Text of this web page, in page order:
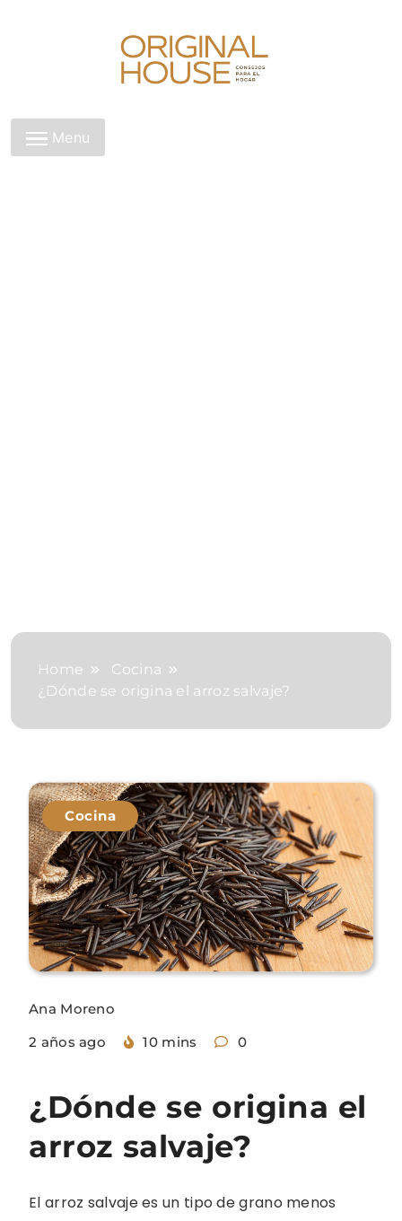
Original House
Menu
Home
Cocina
¿Dónde se origina el arroz salvaje?
Cocina
Ana Moreno
2 años ago
10 mins 0
¿Dónde se origina el
arroz salvaje?
El arroz salvaje es un tipo de grano menos